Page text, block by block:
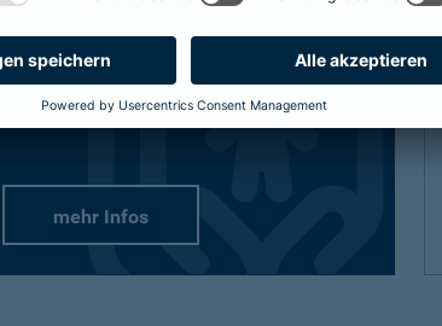
stellen Sie sich gezielt die Produkte
zusammen.
mehr Infos